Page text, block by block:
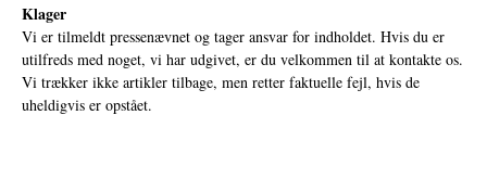
Klager
Vi er tilmeldt pressenævnet og tager ansvar for indholdet. Hvis du er
utilfreds med noget, vi har udgivet, er du velkommen til at kontakte os.
Vi trækker ikke artikler tilbage, men retter faktuelle fejl, hvis de
uheldigvis er opstået.